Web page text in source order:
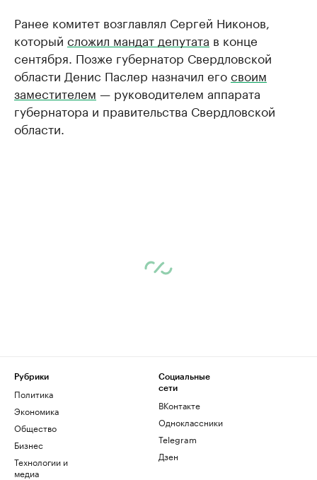
Ранее комитет возглавлял Сергей Никонов,
который сложил мандат депутата в конце
сентября. Позже губернатор Свердловской
области Денис Паслер назначил егосвоим
заместителем — руководителем аппарата
губернатора и правительства Свердловской
области.
Рубрики
Политика
Экономика
Общество
Бизнес
Технологии и
медиа
Социальные
сети
ВКонтакте
Одноклассники
Telegram
Дзен